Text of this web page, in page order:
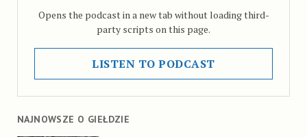
Opens the podcast in a new tab without loading third-
party scripts on this page.
LISTEN TO PODCAST
NAJNOWSZE O GIEŁDZIE